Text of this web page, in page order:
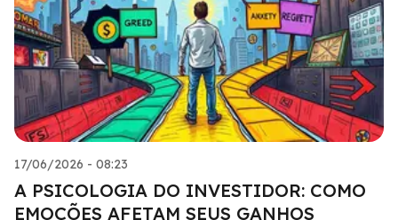
17/06/2026 - 08:23
A PSICOLOGIA DO INVESTIDOR: COMO
EMOÇÕES AFETAM SEUS GANHOS